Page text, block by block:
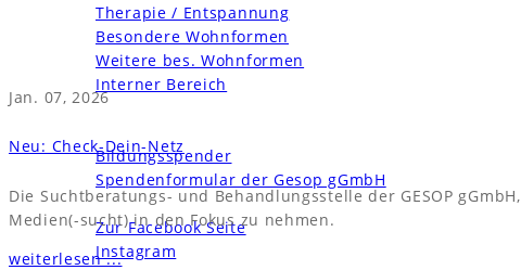
Therapie / Entspannung
Besondere Wohnformen
Weitere bes. Wohnformen
Interner Bereich
News und Termine
Bildungsspender
Spendenformular der Gesop gGmbH
Kontakt
Zur Facebook Seite
Instagram
Jan. 07, 2026
Neu: Check-Dein-Netz
Die Suchtberatungs- und Behandlungsstelle der GESOP
Medien(-sucht) in den Fokus zu nehmen.
weiterlesen ...